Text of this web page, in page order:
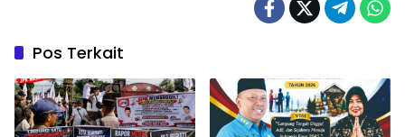
Pos Terkait